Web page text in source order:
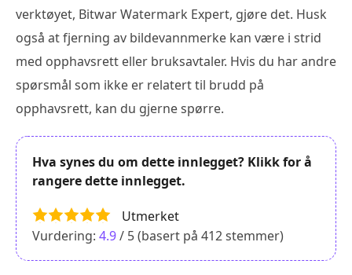
verktøyet, Bitwar Watermark Expert, gjøre det. Husk
også at fjerning av bildevannmerke kan være i strid
med opphavsrett eller bruksavtaler. Hvis du har andre
spørsmål som ikke er relatert til brudd på
opphavsrett, kan du gjerne spørre.
Hva synes du om dette innlegget? Klikk for å
rangere dette innlegget.
Utmerket
Vurdering: 4.9/ 5 (basert på 412stemmer)